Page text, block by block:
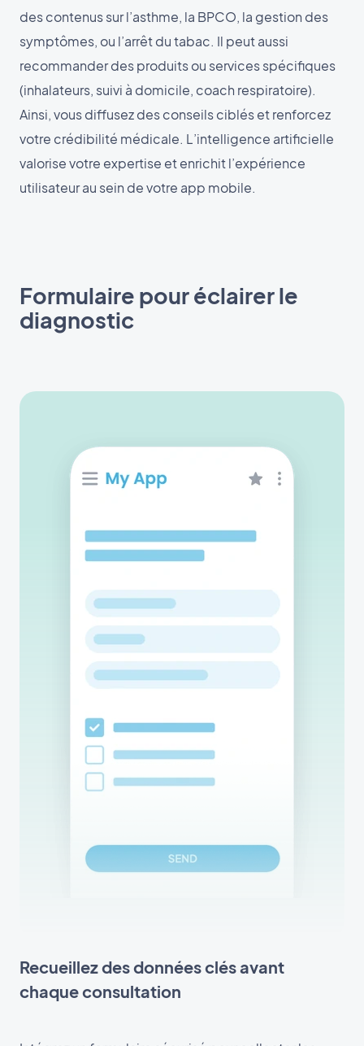
des contenus sur l’asthme, la BPCO, la gestion des
symptômes, ou l’arrêt du tabac. Il peut aussi
recommander des produits ou services spécifiques
(inhalateurs, suivi à domicile, coach respiratoire).
Ainsi, vous diffusez des conseils ciblés et renforcez
votre crédibilité médicale. L’intelligence artificielle
valorise votre expertise et enrichit l’expérience
utilisateur au sein de votre app mobile.
Formulaire pour éclairer le
diagnostic
Recueillez des données clés avant
chaque consultation